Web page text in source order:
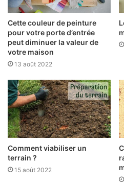
Cette couleur de peinture
pour votre porte d’entrée
peut diminuer la valeur de
votre maison
13 août 2022
Comment viabiliser un
terrain ?
15 août 2022